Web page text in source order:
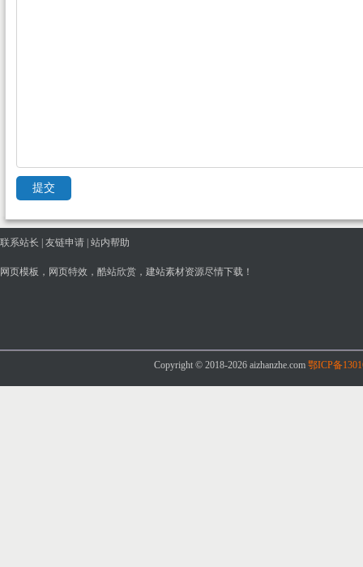
联系站长 友链申请 站内帮助
网页模板，网页特效，酷站欣赏，建站素材资源尽情下载！
Copyright © 2018-2026 aizhanzhe.com 鄂ICP备